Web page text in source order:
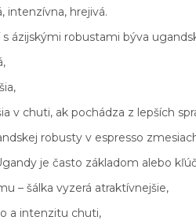
intenzívna, hrejivá.
ázijskými robustami býva
v chuti, ak pochádza z lepších
robusty v espresso
je často základom alebo
– šálka vyzerá atraktívnejšie,
a intenzitu chuti,